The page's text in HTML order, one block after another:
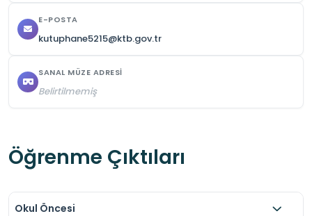
E-POSTA
kutuphane5215@ktb.gov.tr
SANAL MÜZE ADRESI
Belirtilmemiş
Öğrenme Çıktıları
Okul Öncesi